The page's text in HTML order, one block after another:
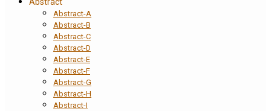
Abstract-A
Abstract-B
Abstract-C
Abstract-D
Abstract-E
Abstract-F
Abstract-G
Abstract-H
Abstract-I